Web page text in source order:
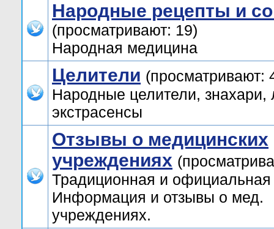
Народные рецепты и
(просматривают: 19)
Народная медицина
Целители (просматривают:
Народные целители, знахари,
экстрасенсы
Отзывы о медицинских
учреждениях
Традиционная и
Информация и отзывы о мед.
учреждениях.